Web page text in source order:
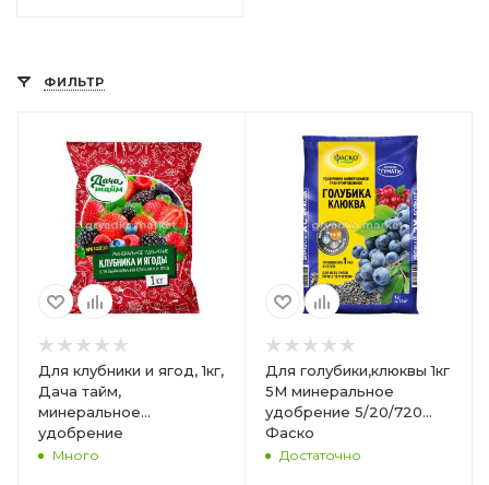
ФИЛЬТР
Для клубники и ягод, 1кг,
Дача тайм,
минеральное
удобрение
Много
Для голубики,клюквы 1кг
5М минеральное
удобрение 5/20/720
Фаско
Достаточно